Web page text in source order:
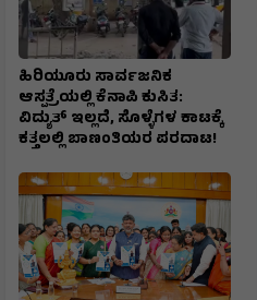
ಹಿರಿಯೂರು ಸಾರ್ವಜನಿಕ
ಆಸ್ಪತ್ರೆಯಲ್ಲಿ ಕೆನಾಪಿ ಕುಸಿತ:
ವಿದ್ಯುತ್‌ ಇಲ್ಲದೆ, ಸೊಳ್ಳೆಗಳ ಕಾಟಕ್ಕೆ
ಕತ್ತಲಲ್ಲಿ ಬಾಣಂತಿಯರ ಪರದಾಟ!